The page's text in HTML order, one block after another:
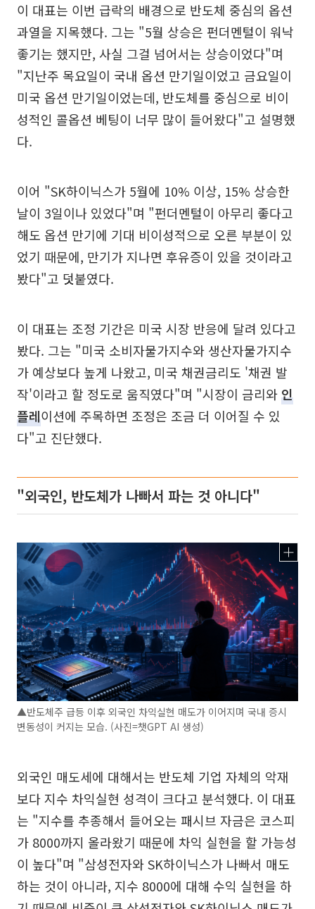
이 대표는 이번 급락의 배경으로 반도체 중심의 옵션
과열을 지목했다. 그는 "5월 상승은 펀더멘털이 워낙
좋기는 했지만, 사실 그걸 넘어서는 상승이었다"며
"지난주 목요일이 국내 옵션 만기일이었고 금요일이
미국 옵션 만기일이었는데, 반도체를 중심으로 비이
성적인 콜옵션 베팅이 너무 많이 들어왔다"고 설명했
다.
이어 "SK하이닉스가 5월에 10% 이상, 15% 상승한
날이 3일이나 있었다"며 "펀더멘털이 아무리 좋다고
해도 옵션 만기에 기대 비이성적으로 오른 부분이 있
었기 때문에, 만기가 지나면 후유증이 있을 것이라고
봤다"고 덧붙였다.
이 대표는 조정 기간은 미국 시장 반응에 달려 있다고
봤다. 그는 "미국 소비자물가지수와 생산자물가지수
가 예상보다 높게 나왔고, 미국 채권금리도 '채권 발
작'이라고 할 정도로 움직였다"며 "시장이 금리와인
플레이션에 주목하면 조정은 조금 더 이어질 수 있
다"고 진단했다.
"외국인, 반도체가 나빠서 파는 것 아니다"
▲반도체주 급등 이후 외국인 차익실현 매도가 이어지며 국내 증시
변동성이 커지는 모습. (사진=챗GPT AI 생성)
외국인 매도세에 대해서는 반도체 기업 자체의 악재
보다 지수 차익실현 성격이 크다고 분석했다. 이 대표
는 "지수를 추종해서 들어오는 패시브 자금은 코스피
가 8000까지 올라왔기 때문에 차익 실현을 할 가능성
이 높다"며 "삼성전자와 SK하이닉스가 나빠서 매도
하는 것이 아니라, 지수 8000에 대해 수익 실현을 하